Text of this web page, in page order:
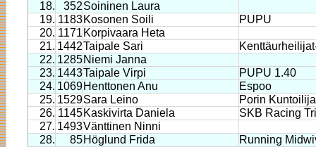
18.
352Soininen Laura
19. 1183Kosonen Soili
PUPU
20. 1171 Korpivaara Heta
21. 1442Taipale Sari
22. 1285Niemi Janna
23. 1443Taipale Virpi
PUPU 1.40
24. 1069Henttonen Anu
Espoo
25. 1529Sara Leino
Porin
26. 1145Kaskivirta Daniela
SKB Racing
27. 1493Vänttinen Ninni
28.
85Höglund Frida
Running